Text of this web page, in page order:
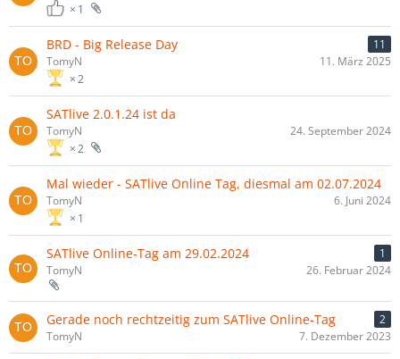
1
BRD - Big Release Day 11
2
TomyN 11. März 2025
SATlive 2.0.1.24 ist da
2
TomyN 24. September 2024
Mal wieder - SATlive Online Tag, diesmal am 02.07.2024
1
TomyN 6. Juni 2024
SATlive Online-Tag am 29.02.2024
1
TomyN
26. Februar 2024
Gerade noch rechtzeitig zum SATlive Online-Tag
2
TomyN
7. Dezember 2023